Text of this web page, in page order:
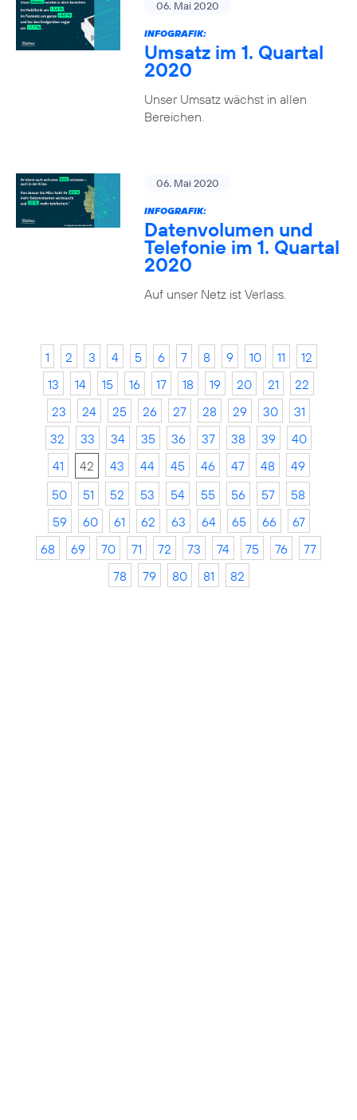
06. Mai 2020
INFOGRAFIK:
Umsatz im 1. Quartal
2020
Unser Umsatz wächst in allen
Bereichen.
06. Mai 2020
INFOGRAFIK:
Datenvolumen und
Telefonie im 1. Quartal
2020
Auf unser Netz ist Verlass.
1 2 3 4 5 6 7 8 9 10 11
12
13
14 15 16 17 18 19 20 21
22
23
24 25 26 27 28 29 30
31
32
33 34 35 36 37 38 39
40
41
42 43 44 45 46 47 48
49
50
51 52 53 54 55 56 57
58
59
60 61 62 63 64 65 66
67
68
69 70 71 72 73 74 75 76
77
78
79 80 81 82